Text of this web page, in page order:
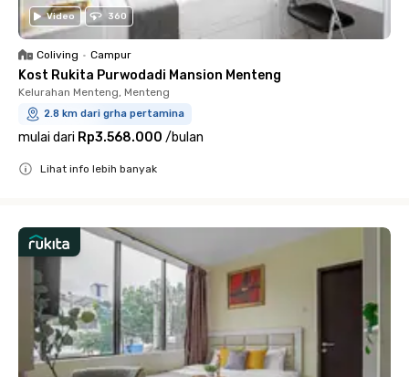
Video 360
Coliving • Campur
Kost Rukita Purwodadi Mansion Menteng
Kelurahan Menteng, Menteng
2.8 km dari grha pertamina
mulai dari Rp3.568.000 /bulan
Lihat info lebih banyak